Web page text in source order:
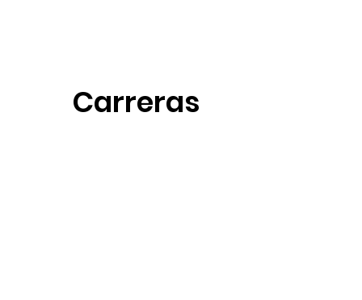
Carreras